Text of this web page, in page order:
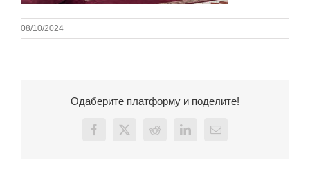
08/10/2024
Одаберите платформу и поделите!
Facebook
X Reddit LinkedInEmail